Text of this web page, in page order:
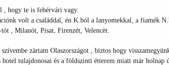
, hogy te is fehérvári vagy.
volt a családdal, én K.ból a lanyomekkal, a fiamék
, Milanót, Pisat, Firenzét, Velencèt.
zàrtam Olaszországot , biztos hogy
hotel tulajdonosai és a földszinti étterem miatt már holnap